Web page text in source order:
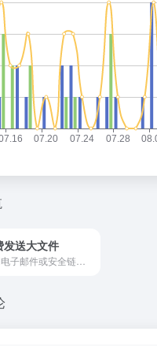
发送大文件